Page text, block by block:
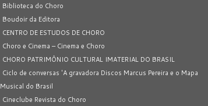
Biblioteca do Choro
Boudoir da Editora
CENTRO DE ESTUDOS DE CHORO
Choro e Cinema – Cinema e Choro
CHORO PATRIMÔNIO CULTURAL IMATERIAL DO BRASIL
Ciclo de conversas 'A gravadora Discos Marcus Pereira e o Mapa
Musical do Brasil
Cineclube Revista do Choro